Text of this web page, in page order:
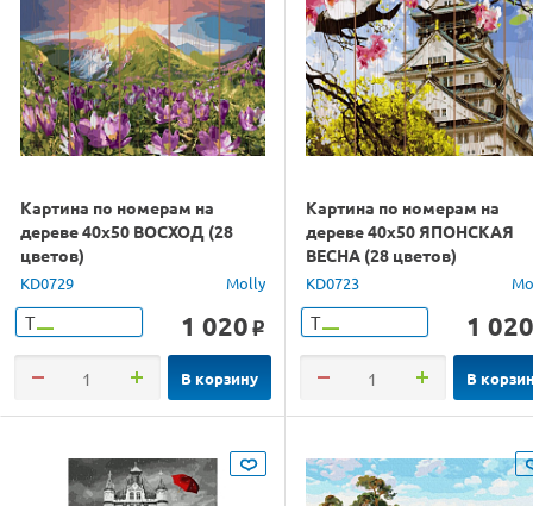
Картина по номерам на
дереве 40х50 ВОСХОД (28
цветов)
KD0729 Molly
Т 1 020 o
В корзину
Картина по номерам на
дереве 40х50 ЯПОНСКАЯ
ВЕСНА (28 цветов)
KD0723
Т 1 020
В